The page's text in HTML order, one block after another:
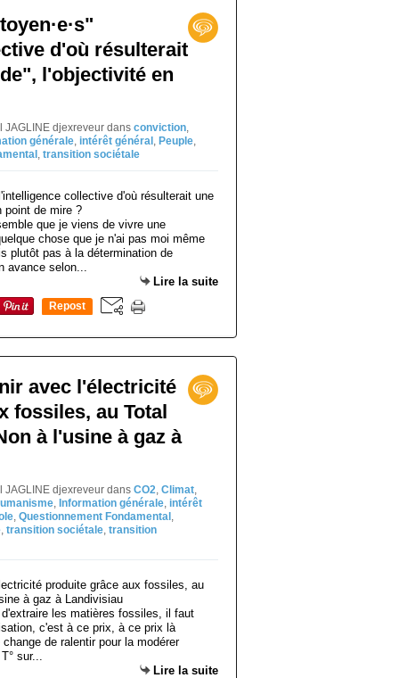
d'où résulterait
l'objectivité en
JAGLINE djexreveur dans conviction,
générale, intérêt général , Peuple,
, transition sociétale
que je viens de vivre une
chose que je n'ai pas moi même
plutôt pas à la détermination de
avance selon...
Lire la suite
Repost
avec l'électricité
fossiles, au Total
à l'usine à gaz à
JAGLINE djexreveur dans CO2, Climat,
, Information générale, intérêt
, Questionnement Fondamental ,
, transition sociétale, transition
d'extraire les matières fossiles, il faut
c'est à ce prix, à ce prix là
de ralentir pour la modérer
sur...
Lire la suite